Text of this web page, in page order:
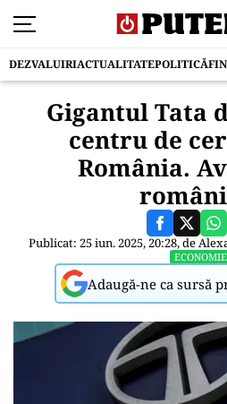
DEZVALUIRIACTUALITATEPOLITICĂ
Gigantul Tata
centru de
România.
Publicat: 25 iun. 2025, 20:28, de
ECONOMIE
Adaugă-ne ca sursă